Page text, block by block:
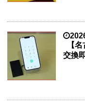
【
交換